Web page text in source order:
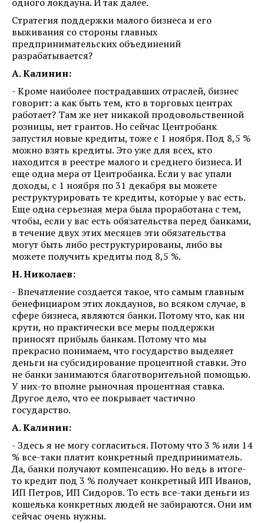
Стратегия поддержки малого бизнеса и его
выживания со стороны главных
предпринимательских объединений
разрабатывается?
А. Калинин:
- Кроме наиболее пострадавших отраслей, бизнес
говорит: а как быть тем, кто в торговых центрах
работает? Там же нет никакой продовольственной
розницы, нет грантов. Но сейчас Центробанк
запустил новые кредиты, тоже с 1 ноября. Под 8,5 %
можно взять кредиты. Это уже для всех, кто
находится в реестре малого и среднего бизнеса. И
еще одна мера от Центробанка. Если у вас упали
доходы, с 1 ноября по 31 декабря вы можете
реструктурировать те кредиты, которые у вас есть.
Еще одна серьезная мера была проработана с тем,
чтобы, если у вас есть обязательства перед банками,
в течение двух этих месяцев эти обязательства
могут быть либо реструктурированы, либо вы
можете получить кредиты под 8,5 %.
Н. Николаев:
- Впечатление создается такое, что самым главным
бенефициаром этих локдаунов, во всяком случае, в
сфере бизнеса, являются банки. Потому что, как ни
крути, но практически все меры поддержки
приносят прибыль банкам. Потому что мы
прекрасно понимаем, что государство выделяет
деньги на субсидирование процентной ставки. Это
не банки занимаются благотворительной помощью.
У них-то вполне рыночная процентная ставка.
Другое дело, что ее покрывает частично
государство.
А. Калинин:
- Здесь я не могу согласиться. Потому что 3 % или 14
% все-таки платит конкретный предприниматель.
Да, банки получают компенсацию. Но ведь в итоге-
то кредит под 3 % получает конкретный ИП Иванов,
ИП Петров, ИП Сидоров. То есть все-таки деньги из
кошелька конкретных людей не забираются. Они им
сейчас очень нужны.